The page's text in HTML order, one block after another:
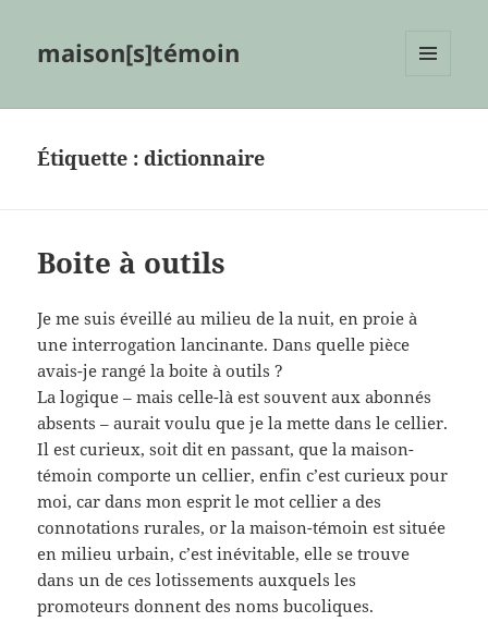
maison[s]témoin
Étiquette :dictionnaire
Boite à outils
Je me suis éveillé au milieu de la nuit, en proie à
une interrogation lancinante. Dans quelle pièce
avais-je rangé la boite à outils ?
La logique – mais celle-là est souvent aux abonnés
absents – aurait voulu que je la mette dans le cellier.
Il est curieux, soit dit en passant, que la maison-
témoin comporte un cellier, enfin c’est curieux pour
moi, car dans mon esprit le mot cellier a des
connotations rurales, or la maison-témoin est située
en milieu urbain, c’est inévitable, elle se trouve
dans un de ces lotissements auxquels les
promoteurs donnent des noms bucoliques.